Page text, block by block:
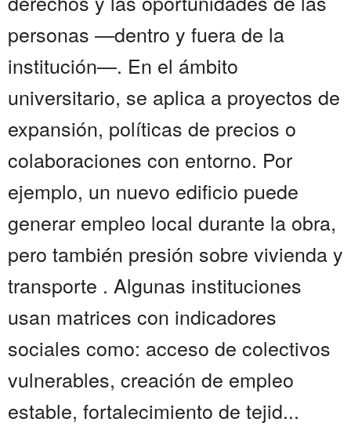
personas —dentro y fuera de la
institución—. En el ámbito
universitario, se aplica a proyectos de
expansión, políticas de precios o
colaboraciones con entorno. Por
ejemplo, un nuevo edificio puede
generar empleo local durante la obra,
pero también presión sobre vivienda y
transporte . Algunas instituciones
usan matrices con indicadores
sociales como: acceso de colectivos
vulnerables, creación de empleo
estable, fortalecimiento de tejid...